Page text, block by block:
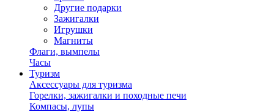
Другие подарки
Зажигалки
Игрушки
Магниты
Флаги, вымпелы
Часы
Туризм
Аксессуары для туризма
Горелки, зажигалки и походные печи
Компасы, лупы